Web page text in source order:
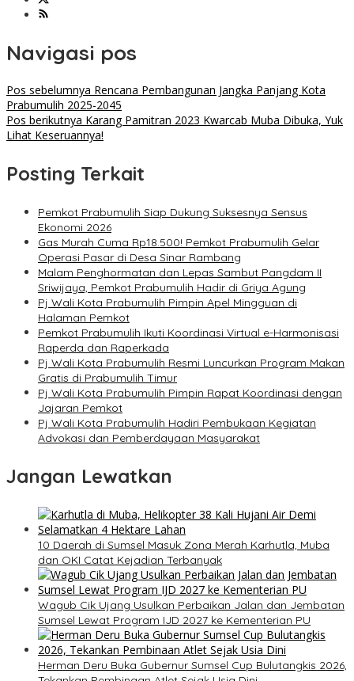
Navigasi pos
Pos sebelumnya Rencana Pembangunan Jangka Panjang Kota
Prabumulih 2025-2045
Pos berikutnya Karang Pamitran 2023 Kwarcab Muba Dibuka, Yuk
Lihat Keseruannya!
Posting Terkait
Pemkot Prabumulih Siap Dukung Suksesnya Sensus
Ekonomi 2026
Gas Murah Cuma Rp18.500! Pemkot Prabumulih Gelar
Operasi Pasar di Desa Sinar Rambang
Malam Penghormatan dan Lepas Sambut Pangdam II
Sriwijaya, Pemkot Prabumulih Hadir di Griya Agung
Pj Wali Kota Prabumulih Pimpin Apel Mingguan di
Halaman Pemkot
Pemkot Prabumulih Ikuti Koordinasi Virtual e-Harmonisasi
Raperda dan Raperkada
Pj Wali Kota Prabumulih Resmi Luncurkan Program Makan
Gratis di Prabumulih Timur
Pj Wali Kota Prabumulih Pimpin Rapat Koordinasi dengan
Jajaran Pemkot
Pj Wali Kota Prabumulih Hadiri Pembukaan Kegiatan
Advokasi dan Pemberdayaan Masyarakat
Jangan Lewatkan
10 Daerah di Sumsel Masuk Zona Merah Karhutla, Muba
dan OKI Catat Kejadian Terbanyak
Wagub Cik Ujang Usulkan Perbaikan Jalan dan Jembatan
Sumsel Lewat Program IJD 2027 ke Kementerian PU
Herman Deru Buka Gubernur Sumsel Cup Bulutangkis 2026,